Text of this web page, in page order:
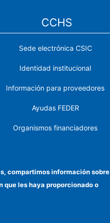
CCHS
Sede electrónica CSIC
Identidad institucional
Información para proveedores
Ayudas FEDER
Organismos financiadores
Cómo llegar
compartimos información sobre
que les haya proporcionado o